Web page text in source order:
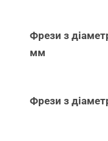
Фрези з
мм
Фрези з